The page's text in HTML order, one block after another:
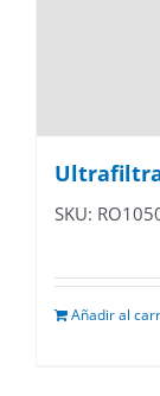
SKU:
Añadir al